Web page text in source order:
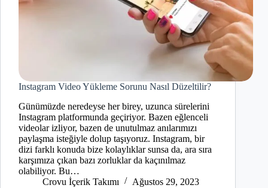
Instagram Video Yükleme Sorunu Nasıl Düzeltilir?
Günümüzde neredeyse her birey, uzunca sürelerini
Instagram platformunda geçiriyor. Bazen eğlenceli
videolar izliyor, bazen de unutulmaz anılarımızı
paylaşma isteğiyle dolup taşıyoruz. Instagram, bir
dizi farklı konuda bize kolaylıklar sunsa da, ara sıra
karşımıza çıkan bazı zorluklar da kaçınılmaz
olabiliyor. Bu…
Crovu İçerik Takımı
Ağustos 29, 2023